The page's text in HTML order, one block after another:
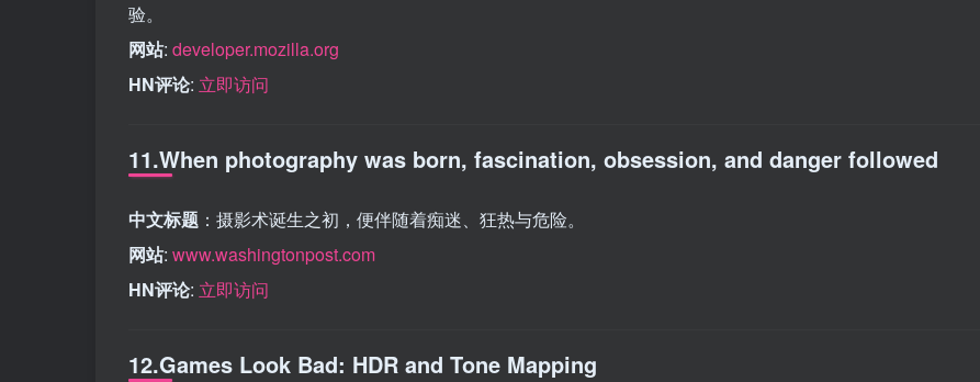
验。
网站: developer.mozilla.org
HN评论: 立即访问
11.When photography was born, fascination, obsession, and danger followed
中文标题 ：摄影术诞生之初，便伴随着痴迷、狂热与危险。
网站: www.washingtonpost.com
HN评论: 立即访问
12.Games Look Bad: HDR and Tone Mapping